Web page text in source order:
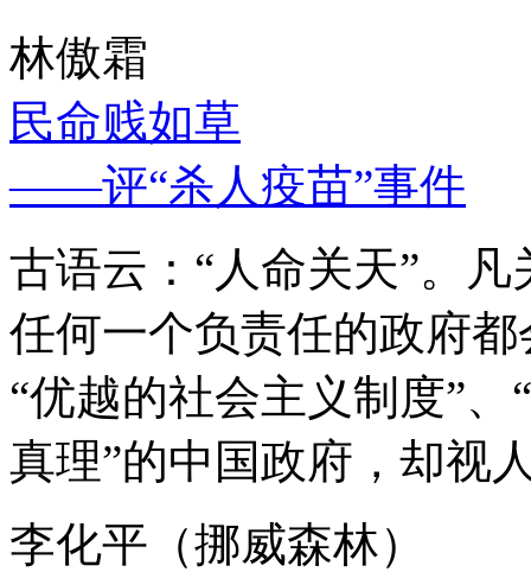
林傲霜
民命贱如草
——评“杀人疫苗”事件
古语云：“人命关天”。
任何一个负责任的政府
“优越的社会主义制度”
真理”的中国政府，却视
李化平（挪威森林）